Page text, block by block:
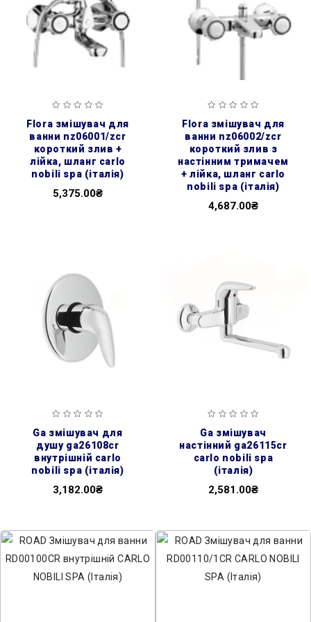
flora змішувач для
ванни nz06001/zcr
короткий злив +
лійка, шланг carlo
nobili spa (італія)
5,375.00₴
flora змішувач для
ванни nz06002/zcr
короткий злив з
настінним тримачем
+ лійка, шланг carlo
nobili spa (італія)
4,687.00₴
ga змішувач для
душу ga26108cr
внутрішній carlo
nobili spa (італія)
3,182.00₴
ga змішувач
настінний ga26115cr
carlo nobili spa
(італія)
2,581.00₴